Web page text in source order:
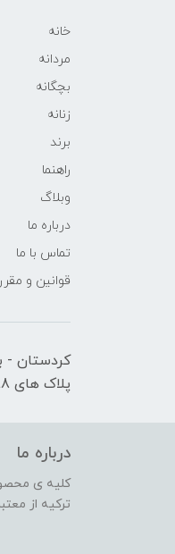
خانه
مردانه
بچگانه
زنانه
برند
راهنما
وبلاگ
درباره ما
تماس با ما
قوانین و
کردستان -
پلاک های 388 و 389
درباره ما
کلیه ی
ترکیه از